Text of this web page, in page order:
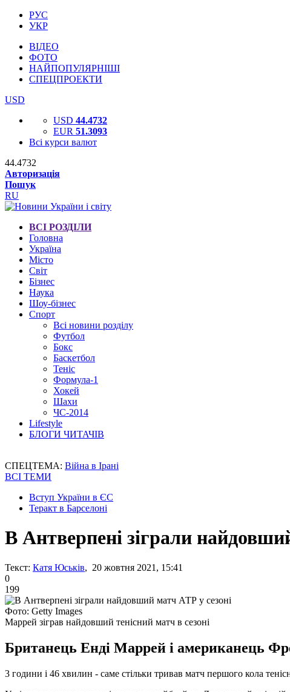
РУС
УКР
ВІДЕО
ФОТО
НАЙПОПУЛЯРНІШІ
СПЕЦПРОЕКТИ
USD
USD 44.4732
EUR 51.3093
Всі курси валют
44.4732
Авторизація
Пошук
RU
ВСІ РОЗДІЛИ
Головна
Україна
Місто
Світ
Бізнес
Наука
Шоу-бізнес
Спорт
Всі новини розділу
Футбол
Бокс
Баскетбол
Теніс
Формула-1
Хокей
Шахи
ЧС-2014
Lifestyle
БЛОГИ ЧИТАЧІВ
СПЕЦТЕМА: Війна в Ірані
ВСІ ТЕМИ
Вступ України в ЄС
Теракт в Барселоні
В Антверпені зіграли
Текст: Катя Юськів, 20 жовтня 2021, 15:41
0
199
Фото: Getty Images
Маррей зіграв найдовший тенісний матч в сезоні
Британець Енді Маррей і американець
3 години і 46 хвилин - саме стільки тривав матч першого кола